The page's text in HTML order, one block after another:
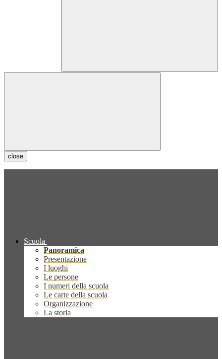
close
Scuola
Panoramica
Presentazione
I luoghi
Le persone
I numeri della scuola
Le carte della scuola
Organizzazione
La storia